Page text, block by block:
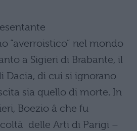
“averroistico” nel mondo
a Sigieri di Brabante, il
Dacia, di cui si ignorano
sia quello di morte. In
Boezio â che fu
delle Arti di Parigi –